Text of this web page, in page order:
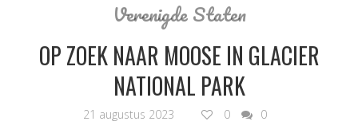
Verenigde Staten
OP ZOEK NAAR MOOSE IN GLACIER
NATIONAL PARK
21 augustus 2023 0 0